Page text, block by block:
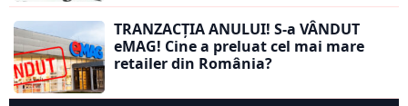
TRANZACȚIA ANULUI! S-a VÂNDUT
eMAG! Cine a preluat cel mai mare
retailer din România?